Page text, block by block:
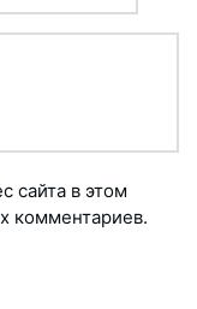
сайта в этом
комментариев.